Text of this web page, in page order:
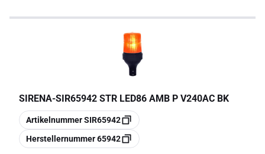
SIRENA-SIR65942 STR LED86 AMB P V240AC BK
Kopieren
ArtikelnummerSIR65942
Kopieren
Herstellernummer65942